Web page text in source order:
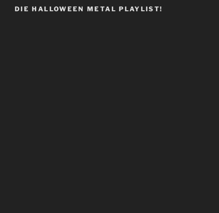
DIE HALLOWEEN METAL PLAYLIST!